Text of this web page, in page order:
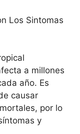
a millones
año. Es
causar
por lo
y